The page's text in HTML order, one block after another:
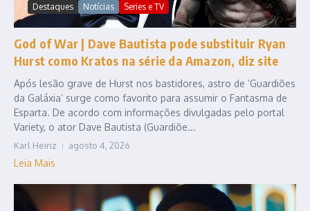
Destaques Notícias Series e TV
God of War | Dave Bautista pode substituir Ryan
Hurst como Kratos na série da Amazon, diz site
Após lesão grave de Hurst nos bastidores, astro de ‘Guardiões
da Galáxia’ surge como favorito para assumir o Fantasma de
Esparta. De acordo com informações divulgadas pelo portal
Variety, o ator Dave Bautista (Guardiõe...
Karl Heinz agosto 4, 2026
Leia Mais